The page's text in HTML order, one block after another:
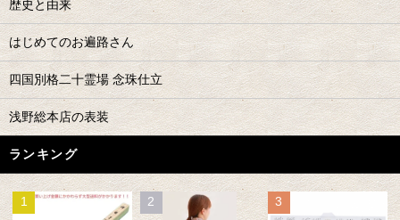
歴史と由来
はじめてのお遍路さん
四国別格二十霊場 念珠仕立
浅野総本店の表装
ランキング
1 2 3